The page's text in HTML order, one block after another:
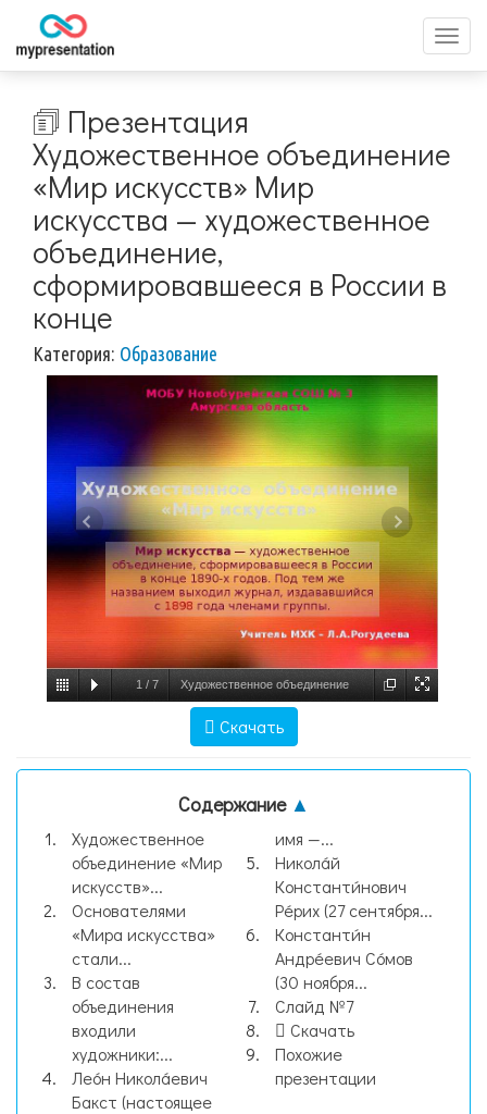
меню
🗊 Презентация
Художественное объединение
«Мир искусств» Мир
искусства — художественное
объединение,
сформировавшееся в России в
конце
Категория: Образование
1 / 7 Художественное объединение
художественное объединение,
слайд №1
Скачать
Содержание ▲
Художественное
объединение «Мир
искусств»...
Основателями
«Мира искусства»
стали...
В состав
объединения
входили
художники:...
Лео́н Никола́евич
Бакст (настоящее
имя —...
Никола́й
Константи́нович
Ре́рих (27 сентября...
Константи́н
Андре́евич Со́мов
(30 ноября...
Слайд №7
Скачать
Похожие
презентации